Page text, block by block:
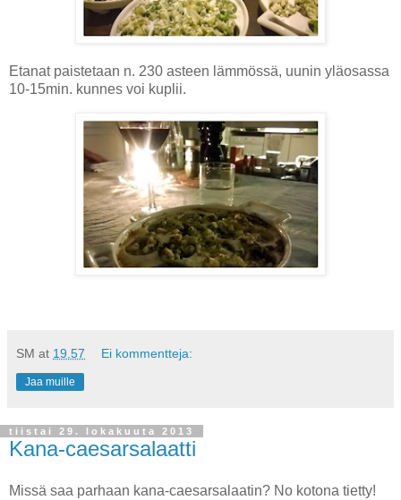
Etanat paistetaan n. 230 asteen lämmössä, uunin yläosassa
10-15min. kunnes voi kuplii.
SM at 19.57 Ei kommentteja:
Jaa muille
tiistai 29. lokakuuta 2013
Kana-caesarsalaatti
Missä saa parhaan kana-caesarsalaatin? No kotona tietty!